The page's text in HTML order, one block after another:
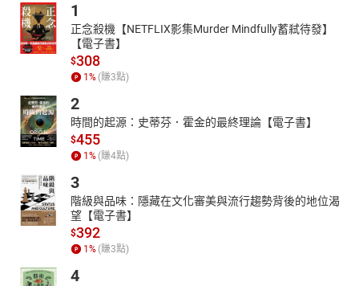
http://www.youtube.com/channel/UC2yhCURng4uUjphEqZwKig/
1
正念殺機【NETFLIX影集Murder Mindfully蓄弒待發】
【電子書】
$308
1 % (賺3點)
2
時間的起源：史蒂芬．霍金的最終理論【電子書】
$455
1 % (賺4點)
3
階級與品味：隱藏在文化審美與流行趨勢背後的地位渴
望【電子書】
$392
1 % (賺3點)
4